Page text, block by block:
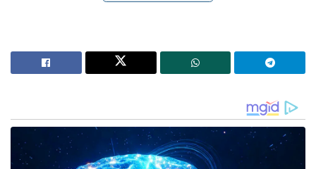
തുടരുന്നവരാണ് വിജയിക്കുക!’: ഐ.ഐ.ടി ഡൽഹി
ബിരുദദാന ചടങ്ങിൽ ജെൻസികളോട് പ്രധാനമന്ത്രി
നരേന്ദ്ര മോദി!
പാകിസ്താൻ ആസ്ഥാനമായി പ്രവർത്തിക്കുന്ന
എബിടിയുടെ സഹോദര സംഘടനയായ ‘എഎഐ
പാകിസ്താനുമായി’ ചേർന്നാണ് ഇവർ